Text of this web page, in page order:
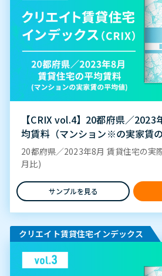
【CRIX vol.4】20都府県／2023
均賃料（マンション※の実家賃の
20都府県／2023年8月 賃貸住宅の実
月比)
サンプルを見る
クリエイト賃貸住宅インデックス